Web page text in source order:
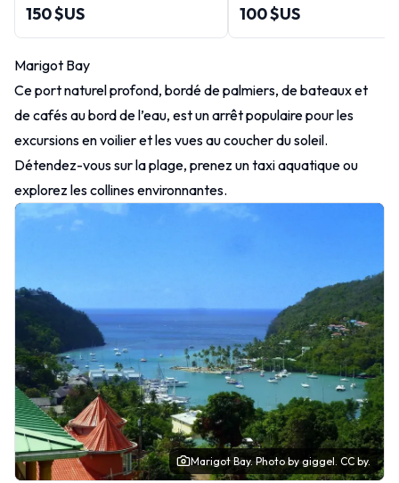
150 $US 100 $US
Marigot Bay
Ce port naturel profond, bordé de palmiers, de bateaux et
de cafés au bord de l’eau, est un arrêt populaire pour les
excursions en voilier et les vues au coucher du soleil.
Détendez-vous sur la plage, prenez un taxi aquatique ou
explorez les collines environnantes.
Marigot Bay.Photo by giggel. CC by.